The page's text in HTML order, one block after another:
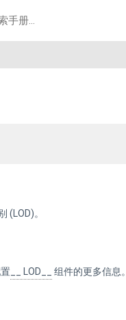
(LOD)。
__ LOD__ 组件的更多信息。